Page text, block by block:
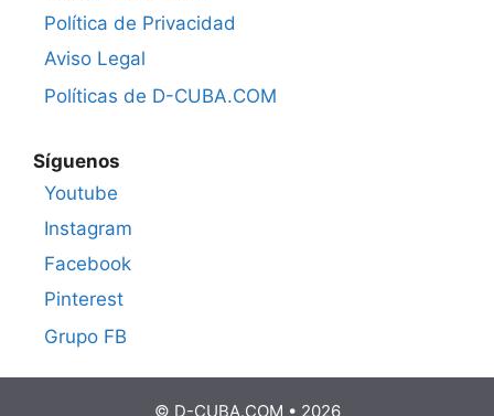
Política de Privacidad
Aviso Legal
Políticas de D-CUBA.COM
Síguenos
Youtube
Instagram
Facebook
Pinterest
Grupo FB
© D-CUBA.COM • 2026